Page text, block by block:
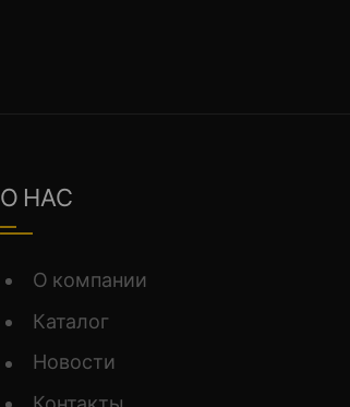
О НАС
О компании
Каталог
Новости